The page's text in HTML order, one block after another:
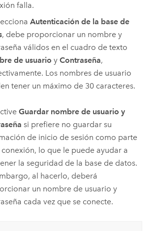
falla.
Autenticación de la base de
, debe proporcionar un nombre y
válidos en el cuadro de texto
de usuario yContraseña,
Los nombres de usuario
tener un máximo de 30 caracteres.
Guardar nombre de usuario y
si prefiere no guardar su
de inicio de sesión como parte
conexión, lo que le puede ayudar a
la seguridad de la base de datos.
al hacerlo, deberá
un nombre de usuario y
cada vez que se conecte.